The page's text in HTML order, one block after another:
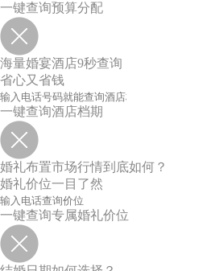
一键查询预算分配
海量婚宴酒店9秒查询
省心又省钱
一键查询酒店档期
婚礼布置市场行情到底如何？
婚礼价位一目了然
一键查询专属婚礼价位